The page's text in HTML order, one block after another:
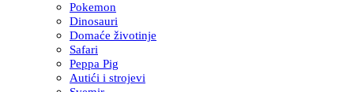
Pokemon
Dinosauri
Domaće životinje
Safari
Peppa Pig
Autići i strojevi